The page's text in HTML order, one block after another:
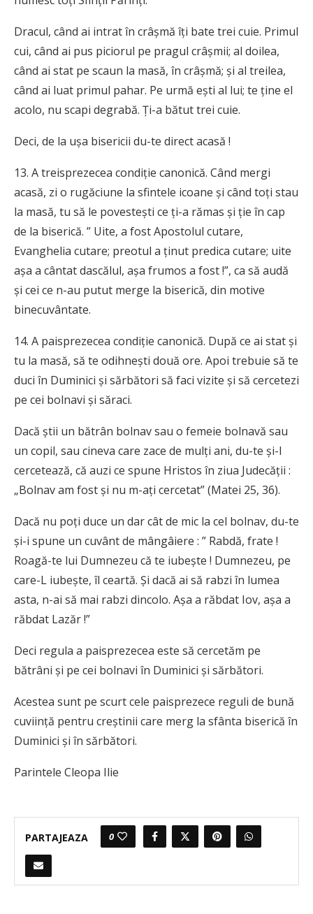
Dracul, când ai intrat în crâşmă îţi bate trei cuie. Primul
cui, când ai pus piciorul pe pragul crâşmii; al doilea,
când ai stat pe scaun la masă, în crâşmă; şi al treilea,
când ai luat primul pahar. Pe urmă eşti al lui; te ţine el
acolo, nu scapi degrabă. Ţi-a bătut trei cuie.
Deci, de la uşa bisericii du-te direct acasă !
13. A treisprezecea condiţie canonică. Când mergi
acasă, zi o rugăciune la sfintele icoane şi când toţi stau
la masă, tu să le povesteşti ce ţi-a rămas şi ţie în cap
de la biserică. ” Uite, a fost Apostolul cutare,
Evanghelia cutare; preotul a ţinut predica cutare; uite
aşa a cântat dascălul, aşa frumos a fost !”, ca să audă
şi cei ce n-au putut merge la biserică, din motive
binecuvântate.
14. A paisprezecea condiţie canonică. După ce ai stat şi
tu la masă, să te odihneşti două ore. Apoi trebuie să te
duci în Duminici şi sărbători să faci vizite şi să cercetezi
pe cei bolnavi şi săraci.
Dacă ştii un bătrân bolnav sau o femeie bolnavă sau
un copil, sau cineva care zace de mulţi ani, du-te şi-l
cercetează, că auzi ce spune Hristos în ziua Judecăţii :
„Bolnav am fost şi nu m-aţi cercetat” (Matei 25, 36).
Dacă nu poţi duce un dar cât de mic la cel bolnav, du-te
şi-i spune un cuvânt de mângâiere : ” Rabdă, frate !
Roagă-te lui Dumnezeu că te iubeşte ! Dumnezeu, pe
care-L iubeşte, îl ceartă. Şi dacă ai să rabzi în lumea
asta, n-ai să mai rabzi dincolo. Aşa a răbdat Iov, aşa a
răbdat Lazăr !”
Deci regula a paisprezecea este să cercetăm pe
bătrâni şi pe cei bolnavi în Duminici şi sărbători.
Acestea sunt pe scurt cele paisprezece reguli de bună
cuviinţă pentru creştinii care merg la sfânta biserică în
Duminici şi în sărbători.
Parintele Cleopa Ilie
PARTAJEAZA 0